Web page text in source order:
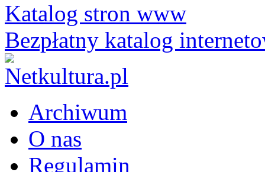
Katalog stron www
Bezpłatny katalog
Archiwum
O nas
Regulamin